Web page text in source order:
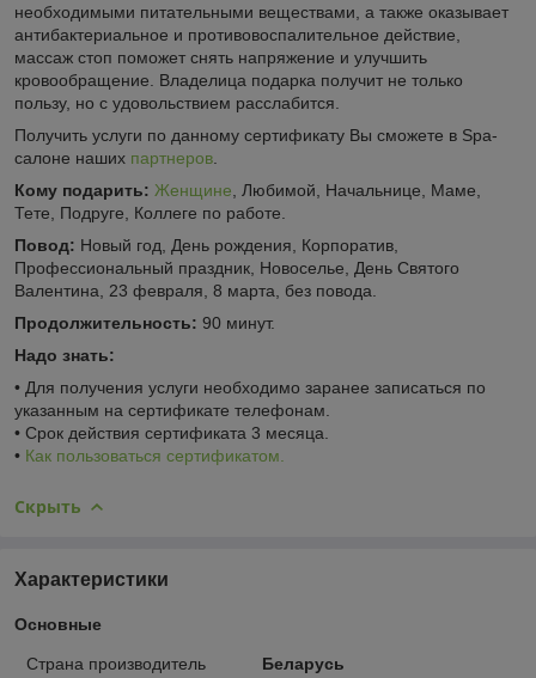
необходимыми питательными веществами, а также оказывает
антибактериальное и противовоспалительное действие,
массаж стоп поможет снять напряжение и улучшить
кровообращение. Владелица подарка получит не только
пользу, но с удовольствием расслабится.
Получить услуги по данному сертификату Вы сможете в Spa-
салоне наших партнеров
Кому подарить: Женщине , Любимой, Начальнице, Маме,
Тете, Подруге, Коллеге по работе.
Повод: Новый год, День рождения, Корпоратив,
Профессиональный праздник, Новоселье, День Святого
Валентина, 23 февраля, 8 марта, без повода.
Продолжительность: 90 минут.
Надо знать:
• Для получения услуги необходимо заранее записаться по
указанным на сертификате телефонам.
• Срок действия сертификата 3 месяца.
• Как пользоваться сертификатом.
Скрыть
Характеристики
Основные
Страна производитель Беларусь